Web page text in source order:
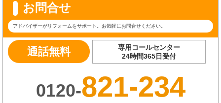
お問合せ
アドバイザーがリフォームをサポート。お気軽にお問合せください。
通話無料
専用コールセンター
24時間365日受付
0120-821-234